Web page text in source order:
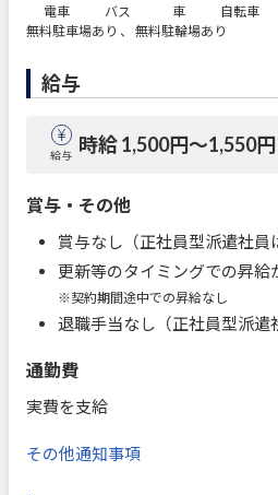
電車 バス 車
自転車
無料駐車場あり 、 無料駐輪場あり
給与
給与 時給 1,500円〜1,550円
賞与・その他
賞与なし（正社員型派遣社員
更新等のタイミングでの昇給
※契約期間途中での昇給なし
退職手当なし（正社員型派遣
通勤費
実費を支給
その他通知事項